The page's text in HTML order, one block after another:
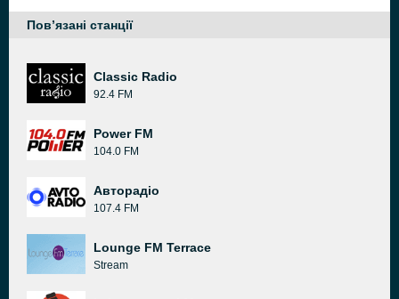
Пов’язані станції
Classic Radio
92.4 FM
Power FM
104.0 FM
Авторадіо
107.4 FM
Lounge FM Terrace
Stream